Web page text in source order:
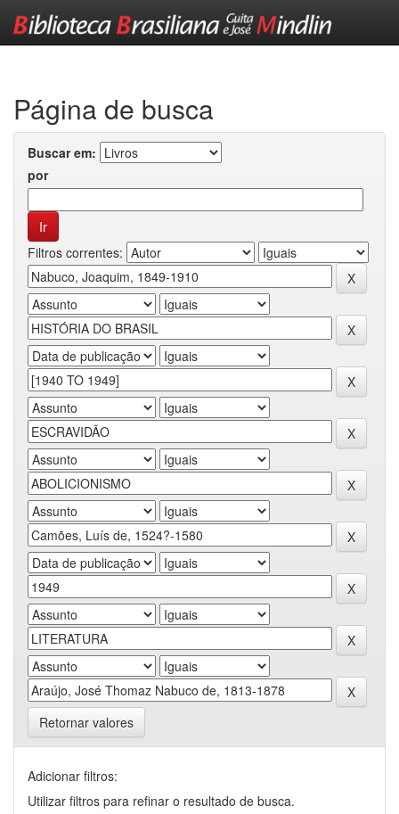
Página de busca
Buscar em:
por
Filtros correntes:
Retornar valores
Adicionar filtros:
Utilizar filtros para refinar o resultado de busca.